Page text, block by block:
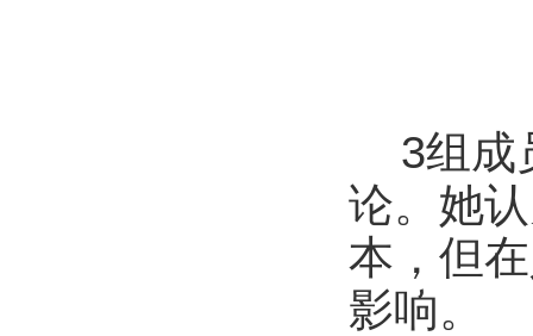
3组成
论。她
本，但
影响。